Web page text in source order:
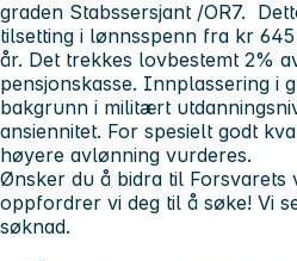
graden Stabssersjant /OR7.
tilsetting i lønnsspenn fra kr
år. Det trekkes lovbestemt 2%
pensjonskasse. Innplassering i
bakgrunn i militært
ansiennitet. For spesielt godt
høyere avlønning vurderes.
Ønsker du å bidra til Forsvarets
oppfordrer vi deg til å søke! Vi
søknad.